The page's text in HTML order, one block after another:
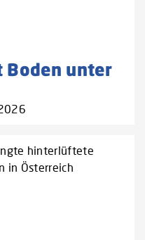
Boden unter
hinterlüftete
in Österreich